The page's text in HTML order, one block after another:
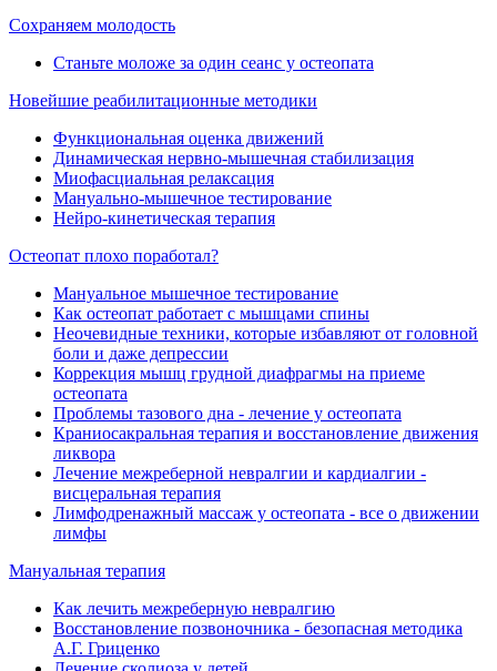
Сохраняем молодость
Станьте моложе за один сеанс у остеопата
Новейшие реабилитационные методики
Функциональная оценка движений
Динамическая нервно-мышечная стабилизация
Миофасциальная релаксация
Мануально-мышечное тестирование
Нейро-кинетическая терапия
Остеопат плохо поработал?
Мануальное мышечное тестирование
Как остеопат работает с мышцами спины
Неочевидные техники, которые избавляют от головной
боли и даже депрессии
Коррекция мышц грудной диафрагмы на приеме
остеопата
Проблемы тазового дна - лечение у остеопата
Краниосакральная терапия и восстановление движения
ликвора
Лечение межреберной невралгии и кардиалгии -
висцеральная терапия
Лимфодренажный массаж у остеопата - все о движении
лимфы
Мануальная терапия
Как лечить межреберную невралгию
Восстановление позвоночника - безопасная методика
А.Г. Гриценко